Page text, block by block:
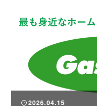
2026.04.15